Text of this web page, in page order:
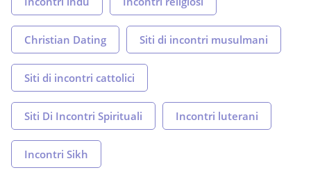
Christian Dating Siti di incontri musulmani
Siti di incontri cattolici
Siti Di Incontri Spirituali Incontri luterani
Incontri Sikh